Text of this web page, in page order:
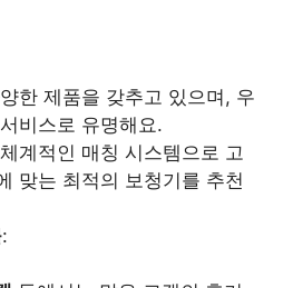
한 제품을 갖추고 있으며, 우
비스로 유명해요.
계적인 매칭 시스템으로 고
맞는 최적의 보청기를 추천
: